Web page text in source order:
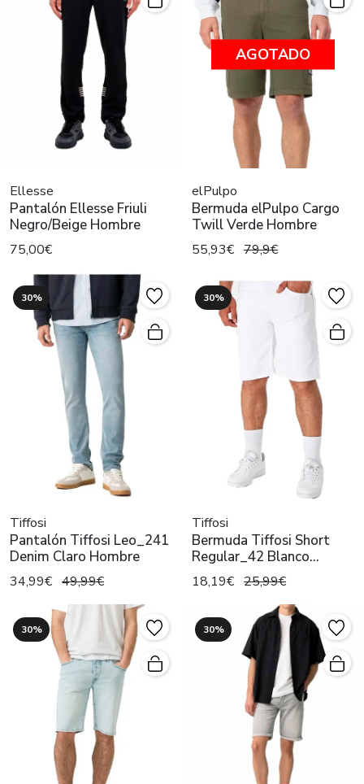
Ellesse
Pantalón Ellesse Friuli
Negro/Beige Hombre
75,00€
AGOTADO
elPulpo
Bermuda elPulpo Cargo
Twill Verde Hombre
55,93€ 79,9€
30%
Tiffosi
Pantalón Tiffosi Leo_241
Denim Claro Hombre
34,99€ 49,99€
30%
Tiffosi
Bermuda Tiffosi Short
Regular_42 Blanco
Hombre
18,19€ 25,99€
30% 30%